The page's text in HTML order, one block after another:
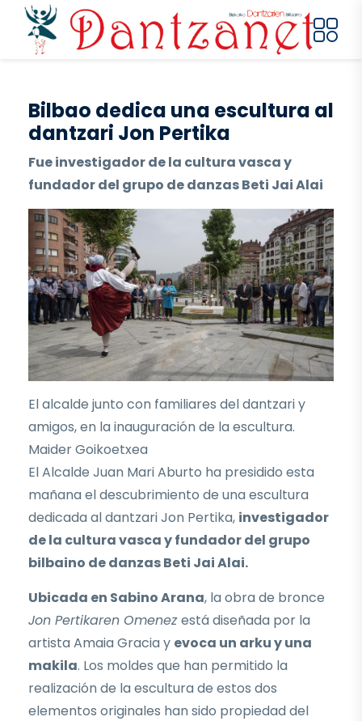
Pasar al contenido principal
Bilbao dedica una escultura al
dantzari Jon Pertika
Fue investigador de la cultura vasca y
fundador del grupo de danzas Beti Jai Alai
El alcalde junto con familiares del dantzari y
amigos, en la inauguración de la escultura.
Maider Goikoetxea
El Alcalde Juan Mari Aburto ha presidido esta
mañana el descubrimiento de una escultura
dedicada al dantzari Jon Pertika, investigador
de la cultura vasca y fundador del grupo
bilbaino de danzas Beti Jai Alai.
Ubicada en Sabino Arana, la obra de bronce
Jon Pertikaren Omenezestá diseñada por la
artista Amaia Gracia y evoca un arku y una
makila. Los moldes que han permitido la
realización de la escultura de estos dos
elementos originales han sido propiedad del